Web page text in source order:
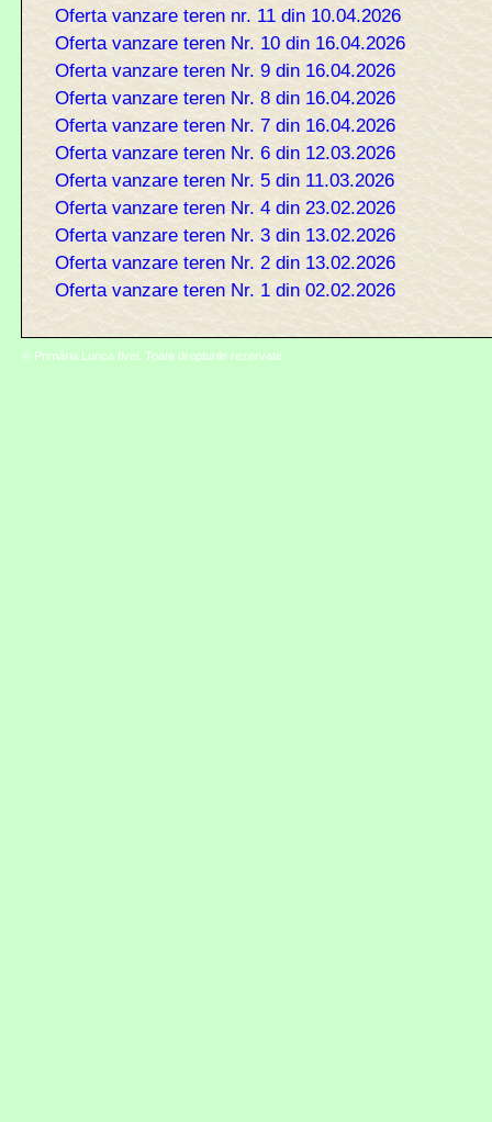
Oferta vanzare teren nr. 11 din 10.04.2026
Oferta vanzare teren Nr. 10 din 16.04.2026
Oferta vanzare teren Nr. 9 din 16.04.2026
Oferta vanzare teren Nr. 8 din 16.04.2026
Oferta vanzare teren Nr. 7 din 16.04.2026
Oferta vanzare teren Nr. 6 din 12.03.2026
Oferta vanzare teren Nr. 5 din 11.03.2026
Oferta vanzare teren Nr. 4 din 23.02.2026
Oferta vanzare teren Nr. 3 din 13.02.2026
Oferta vanzare teren Nr. 2 din 13.02.2026
Oferta vanzare teren Nr. 1 din 02.02.2026
© Primăria Lunca Ilvei. Toate drepturile rezervate